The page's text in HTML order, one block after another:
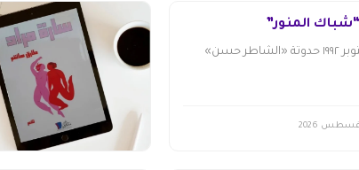
المنور”
فاطمة الشرنوبي أكتوبر ١٩٩٢ ​حدوتة «الشاطر حسن»